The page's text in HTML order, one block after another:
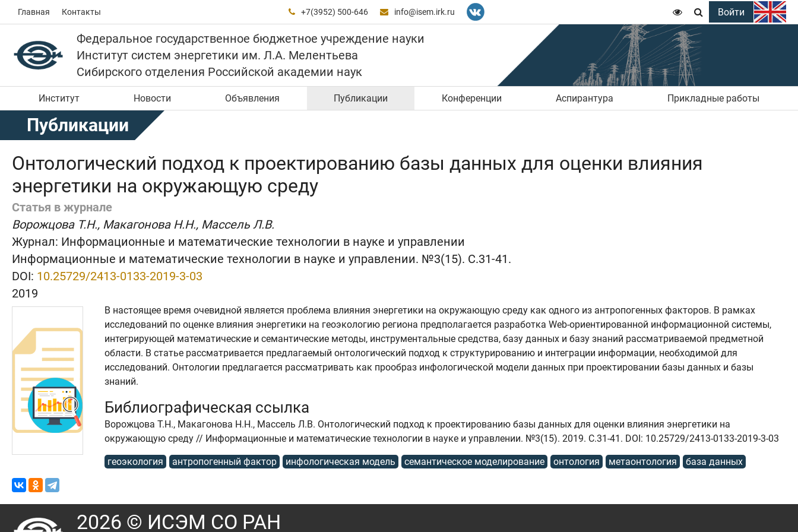
Главная Контакты  +7(3952) 500-646  info@isem.irk.ru   Войти
Федеральное государственное бюджетное учреждение науки
Институт систем энергетики им. Л.А. Мелентьева
Сибирского отделения Российской академии наук
Институт Новости Объявления Публикации Конференции Аспирантура Прикладные работы
Публикации
Онтологический подход к проектированию базы данных для оценки влияния
энергетики на окружающую среду
Статья в журнале
Ворожцова Т.Н., Макагонова Н.Н., Массель Л.В.
Журнал: Информационные и математические технологии в науке и управлении
Информационные и математические технологии в науке и управлении. №3(15). C.31-41.
DOI: 10.25729/2413-0133-2019-3-03
2019
В настоящее время очевидной является проблема влияния энергетики на окружающую среду как одного из антропогенных факторов. В рамках
исследований по оценке влияния энергетики на геоэкологию региона предполагается разработка Web-ориентированной информационной системы,
интегрирующей математические и семантические методы, инструментальные средства, базу данных и базу знаний рассматриваемой предметной
области. В статье рассматривается предлагаемый онтологический подход к структурированию и интеграции информации, необходимой для
исследований. Онтологии предлагается рассматривать как прообраз инфологической модели данных при проектировании базы данных и базы
знаний.
Библиографическая ссылка
Ворожцова Т.Н., Макагонова Н.Н., Массель Л.В. Онтологический подход к проектированию базы данных для оценки влияния энергетики на
окружающую среду // Информационные и математические технологии в науке и управлении. №3(15). 2019. C.31-41. DOI: 10.25729/2413-0133-2019-3-03
геоэкология антропогенный фактор инфологическая модель семантическое моделирование онтология метаонтология база данных
2026 © ИСЭМ СО РАН